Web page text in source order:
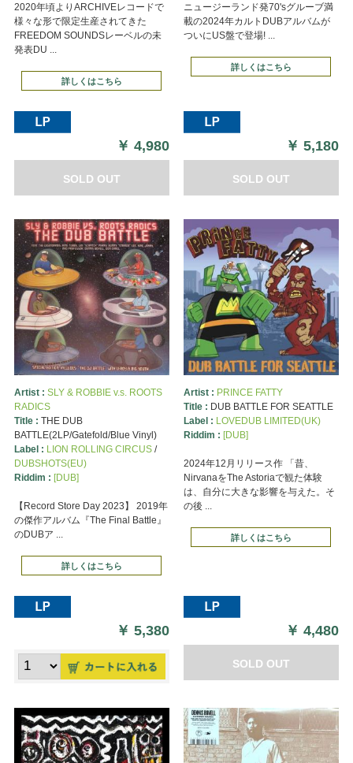
2020年頃よりARCHIVEレコードで
様々な形で限定生産されてきた
FREEDOM SOUNDSレーベルの未
発表DU ...
詳しくはこちら
￥4,980
SOLD OUT
ニュージーランド発70'sグルーブ満
載の2024年カルトDUBアルバムが
ついにUS盤で登場! ...
詳しくはこちら
￥5,180
SOLD OUT
Artist : SLY & ROBBIE v.s. ROOTS
RADICS
Title : THE DUB
BATTLE(2LP/Gatefold/Blue Vinyl)
Label : LION ROLLING CIRCUS/
DUBSHOTS(EU)
Riddim : [DUB]
【Record Store Day 2023】 2019年
の傑作アルバム『The Final Battle』
のDUBア ...
詳しくはこちら
￥5,380
Artist : PRINCE FATTY
Title : DUB BATTLE FOR SEATTLE
Label : LOVEDUB LIMITED(UK)
Riddim : [DUB]
2024年12月リリース作 「昔、
NirvanaをThe Astoriaで観た体験
は、自分に大きな影響を与えた。そ
の後 ...
詳しくはこちら
￥4,480
SOLD OUT